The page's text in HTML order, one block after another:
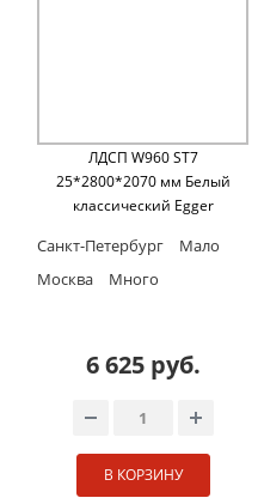
ЛДСП W960 ST7
25*2800*2070 мм Белый
классический Egger
Санкт-Петербург
Мало
Москва
Много
6 625 руб.
В КОРЗИНУ